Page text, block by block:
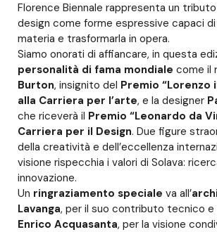
Florence Biennale rappresenta un tributo
design come forme espressive capaci di
materia e trasformarla in opera.
Siamo onorati di affiancare, in questa
personalità di fama mondiale come il
Burton, insignito del Premio “Lorenzo
alla Carriera per l’arte, e la designer
che riceverà il Premio “Leonardo da
Carriera per il Design. Due figure
della creatività e dell’eccellenza
visione rispecchia i valori di Solava:
innovazione.
Un ringraziamento speciale va all’
Lavanga, per il suo contributo tecnico
Enrico Acquasanta, per la visione